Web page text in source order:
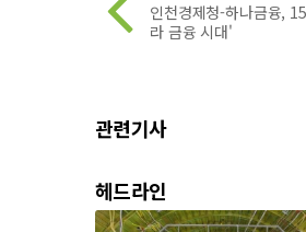
인천경제청-하나금융,
라 금융 시대'
관련기사
헤드라인